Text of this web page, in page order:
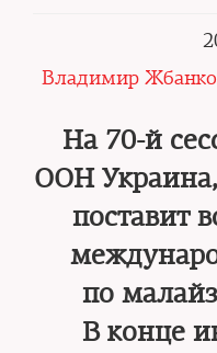
Владимир
На 70-й
ООН Украина,
поставит
по
В конце